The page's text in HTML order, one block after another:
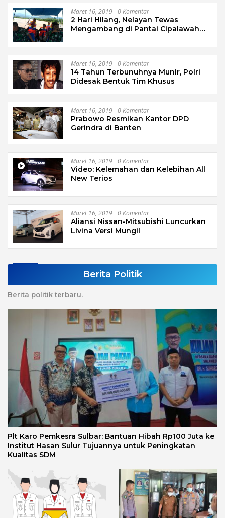
Maret 16, 2019 0 Komentar
2 Hari Hilang, Nelayan Tewas
Mengambang di Pantai Cipalawah
Maret 16, 2019 0 Komentar
14 Tahun Terbunuhnya Munir, Polri
Didesak Bentuk Tim Khusus
Maret 16, 2019 0 Komentar
Prabowo Resmikan Kantor DPD
Gerindra di Banten
Maret 16, 2019 0 Komentar
Video: Kelemahan dan Kelebihan All
New Terios
Maret 16, 2019 0 Komentar
Aliansi Nissan-Mitsubishi Luncurkan
Livina Versi Mungil
Berita Politik
Berita politik terbaru.
Plt Karo Pemkesra Sulbar: Bantuan Hibah Rp100 Juta ke
Institut Hasan Sulur Tujuannya untuk Peningkatan
Kualitas SDM